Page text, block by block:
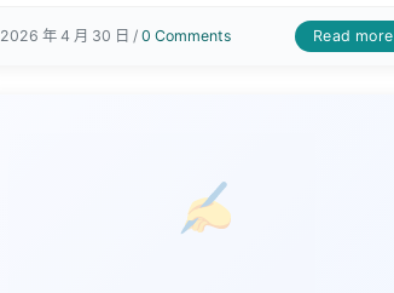
2026 年 4 月 30 日 /0 Comments Read more